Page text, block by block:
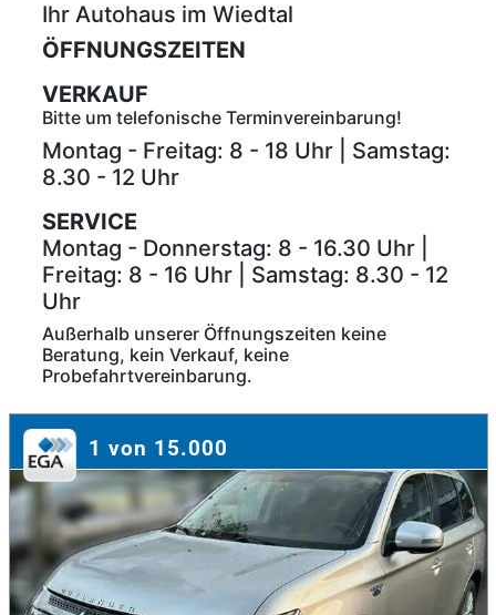
Ihr Autohaus im Wiedtal
ÖFFNUNGSZEITEN
VERKAUF
Bitte um telefonische Terminvereinbarung!
Montag - Freitag: 8 - 18 Uhr | Samstag:
8.30 - 12 Uhr
SERVICE
Montag - Donnerstag: 8 - 16.30 Uhr |
Freitag: 8 - 16 Uhr | Samstag: 8.30 - 12
Uhr
Außerhalb unserer Öffnungszeiten keine
Beratung, kein Verkauf, keine
Probefahrtvereinbarung.
1 von 15.000